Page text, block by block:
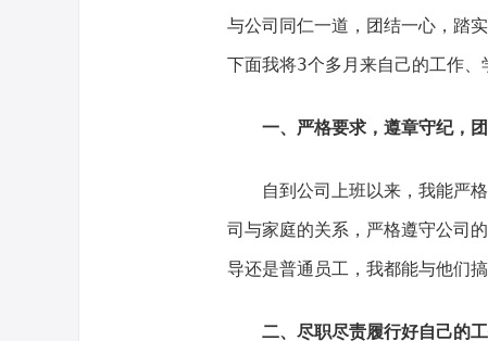
与公司同仁一道，团结一心，踏
下面我将3个多月来自己的工作、
一、严格要求，遵章守纪，
自到公司上班以来，我能严格
司与家庭的关系，严格遵守公司
导还是普通员工，我都能与他们搞
二、尽职尽责履行好自己的